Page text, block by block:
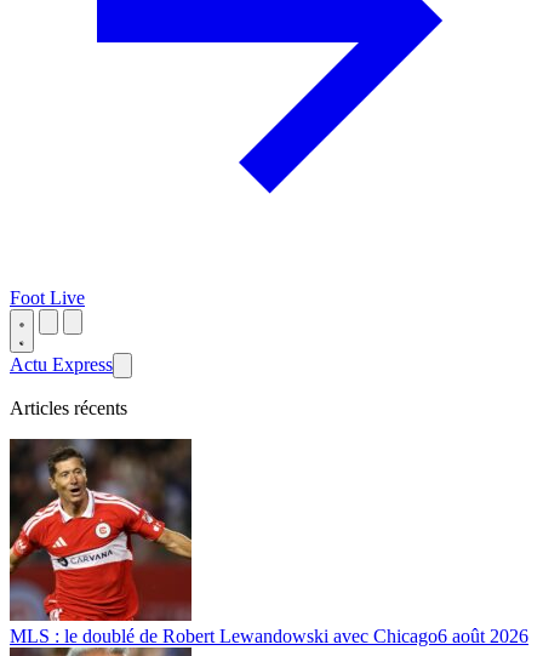
Foot Live
Actu Express
Articles récents
MLS : le doublé de Robert Lewandowski avec Chicago6 août 2026